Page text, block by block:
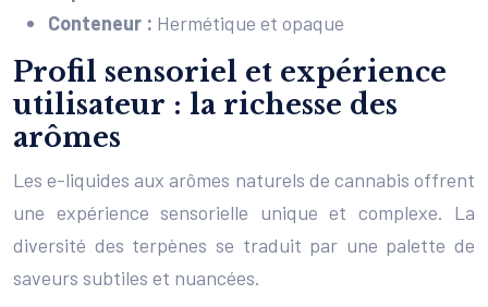
Conteneur : Hermétique et opaque
Profil sensoriel et expérience
utilisateur : la richesse des
arômes
Les e-liquides aux arômes naturels de cannabis offrent
une expérience sensorielle unique et complexe. La
diversité des terpènes se traduit par une palette de
saveurs subtiles et nuancées.